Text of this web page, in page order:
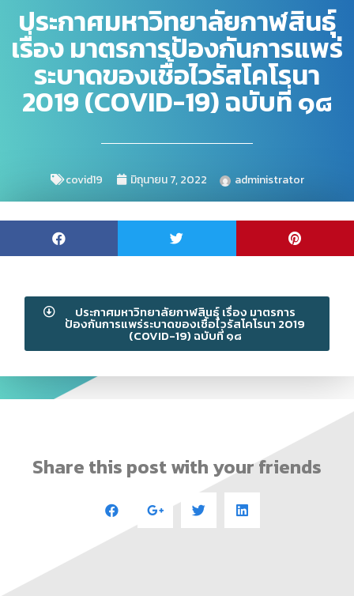
ประกาศมหาวิทยาลัยกาฬสินธุ์
เรื่อง มาตรการป้องกันการแพร่
ระบาดของเชื้อไวรัสโคโรนา
2019 (COVID-19) ฉบับที่ ๑๘
covid19 มิถุนายน 7, 2022 administrator
ประกาศมหาวิทยาลัยกาฬสินธุ์ เรื่อง มาตรการ
ป้องกันการแพร่ระบาดของเชื้อไวรัสโคโรนา 2019
(COVID-19) ฉบับที่ ๑๘
Share this post with your friends